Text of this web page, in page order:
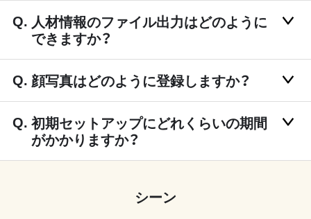
人材情報のファイル出力はどのように
できますか？
顔写真はどのように登録しますか？
初期セットアップにどれくらいの期間
がかかりますか？
シーン